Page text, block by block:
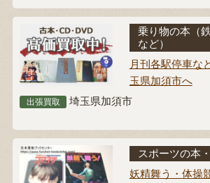
乗り物の本（
など）
月刊各駅停車な
玉県加須市へ
出張買取 埼玉県加須市
スポーツの本
妖精舞う・体操